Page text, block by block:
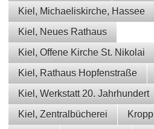
Kiel, Michaeliskirche, Hassee
Kiel, Neues Rathaus
Kiel, Offene Kirche St. Nikolai
Kiel, Rathaus Hopfenstraße
Kiel, Werkstatt 20. Jahrhundert
Kiel, Zentralbücherei
Kropp